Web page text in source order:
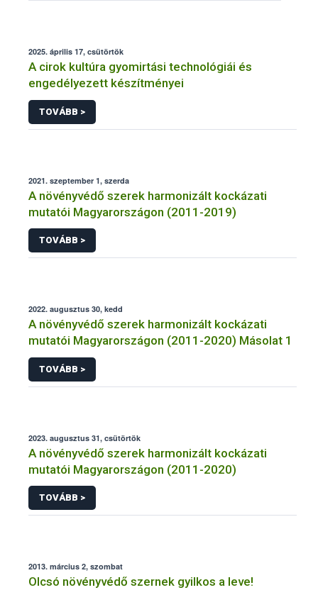
2025. április 17, csütörtök
A cirok kultúra gyomirtási technológiái és
engedélyezett készítményei
TOVÁBB >
2021. szeptember 1, szerda
A növényvédő szerek harmonizált kockázati
mutatói Magyarországon (2011-2019)
TOVÁBB >
2022. augusztus 30, kedd
A növényvédő szerek harmonizált kockázati
mutatói Magyarországon (2011-2020) Másolat 1
TOVÁBB >
2023. augusztus 31, csütörtök
A növényvédő szerek harmonizált kockázati
mutatói Magyarországon (2011-2020)
TOVÁBB >
2013. március 2, szombat
Olcsó növényvédő szernek gyilkos a leve!